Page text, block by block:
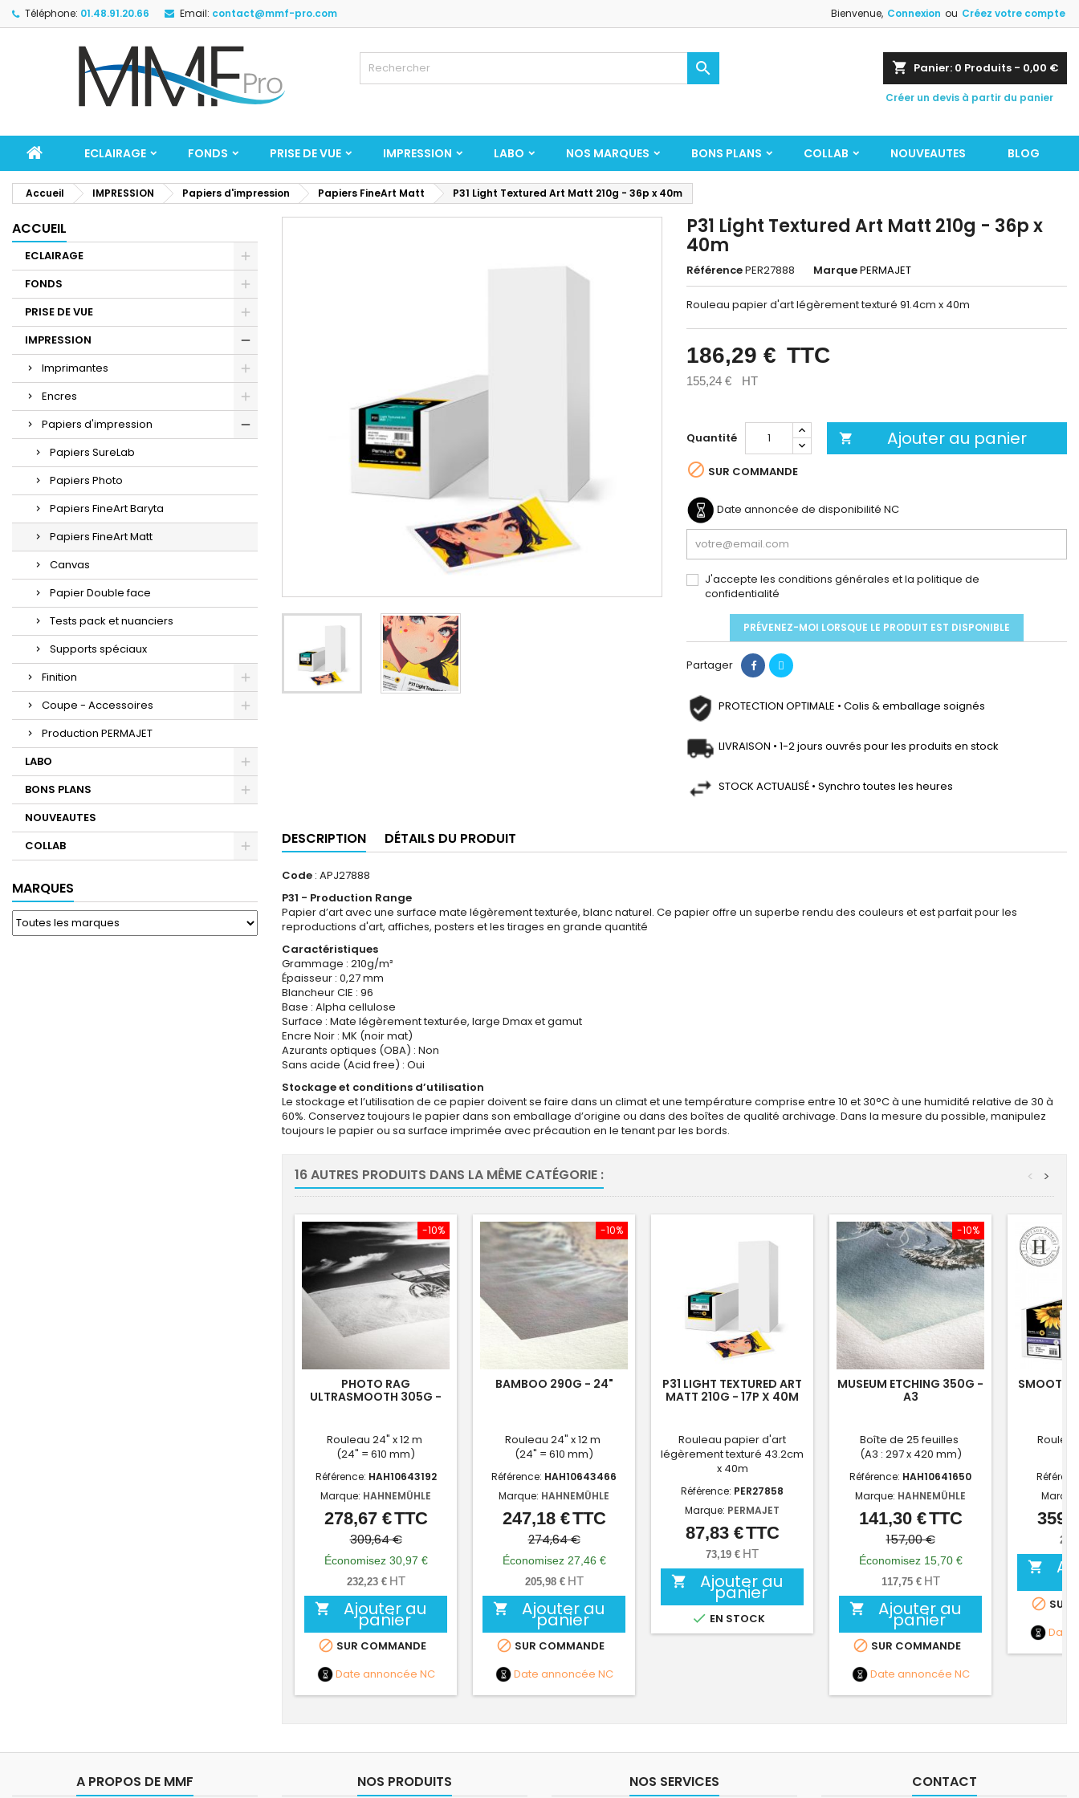
Téléphone: 01.48.91.20.66 Email: contact@mmf-pro.com Bienvenue, Connexion ou Créez votre compte
shopping_cart Panier: 0 Produits - 0,00 €
Créer un devis à partir du panier

ECLAIRAGE FONDS PRISE DE VUE IMPRESSION LABO NOS MARQUES BONS PLANS COLLAB NOUVEAUTES BLOG
Accueil IMPRESSION Papiers d'impression Papiers FineArt Matt P31 Light Textured Art Matt 210g - 36p x 40m
ACCUEIL
ECLAIRAGE
FONDS
PRISE DE VUE
IMPRESSION
Imprimantes
Encres
Papiers d'impression
Papiers SureLab
Papiers Photo
Papiers FineArt Baryta
Papiers FineArt Matt
Canvas
Papier Double face
Tests pack et nuanciers
Supports spéciaux
Finition
Coupe - Accessoires
Production PERMAJET
LABO
BONS PLANS
NOUVEAUTES
COLLAB
MARQUES
P31 Light Textured Art Matt 210g - 36p x
40m
RéférencePER27888 MarquePERMAJET
Rouleau papier d'art légèrement texturé 91.4cm x 40m
186,29 € TTC
155,24 € HT
Quantité  Ajouter au panier
 SUR COMMANDE
Date annoncée de disponibilité NC
J'accepte les conditions générales et la politique de
confidentialité
PRÉVENEZ-MOI LORSQUE LE PRODUIT EST DISPONIBLE
Partager
PROTECTION OPTIMALE • Colis & emballage soignés
LIVRAISON • 1-2 jours ouvrés pour les produits en stock
STOCK ACTUALISÉ • Synchro toutes les heures
DESCRIPTION DÉTAILS DU PRODUIT
Code : APJ27888
P31 - Production Range
Papier d’art avec une surface mate légèrement texturée, blanc naturel. Ce papier offre un superbe rendu des couleurs et est parfait pour les
reproductions d'art, affiches, posters et les tirages en grande quantité
Caractéristiques
Grammage : 210g/m²
Épaisseur : 0,27 mm
Blancheur CIE : 96
Base : Alpha cellulose
Surface : Mate légèrement texturée, large Dmax et gamut
Encre Noir : MK (noir mat)
Azurants optiques (OBA) : Non
Sans acide (Acid free) : Oui
Stockage et conditions d’utilisation
Le stockage et l’utilisation de ce papier doivent se faire dans un climat et une température comprise entre 10 et 30°C à une humidité relative de 30 à
60%. Conservez toujours le papier dans son emballage d’origine ou dans des boîtes de qualité archivage. Dans la mesure du possible, manipulez
toujours le papier ou sa surface imprimée avec précaution en le tenant par les bords.
16 AUTRES PRODUITS DANS LA MÊME CATÉGORIE : >
<
-10%
PHOTO RAG
ULTRASMOOTH 305G -
Rouleau 24" x 12 m
(24" = 610 mm)
Référence: HAH10643192
Marque: HAHNEMÜHLE
Prix
Prix
de
base
278,67 €TTC
309,64 €
Économisez 30,97 €
232,23 € HT
 Ajouter au
panier
 SUR COMMANDE
Date annoncée NC
-10%
BAMBOO 290G - 24"
Rouleau 24" x 12 m
(24" = 610 mm)
Référence: HAH10643466
Marque: HAHNEMÜHLE
Prix
Prix
de
base
247,18 €TTC
274,64 €
Économisez 27,46 €
205,98 € HT
 Ajouter au
panier
 SUR COMMANDE
Date annoncée NC
P31 LIGHT TEXTURED ART
MATT 210G - 17P X 40M
Rouleau papier d'art
légèrement texturé 43.2cm
x 40m
Référence: PER27858
Marque: PERMAJET
Prix
87,83 €TTC
73,19 € HT
 Ajouter au
panier
 EN STOCK
-10%
MUSEUM ETCHING 350G -
A3
Boîte de 25 feuilles
(A3 : 297 x 420 mm)
Référence: HAH10641650
Marque: HAHNEMÜHLE
Prix
Prix
de
base
141,30 €TTC
157,00 €
Économisez 15,70 €
117,75 € HT
 Ajouter au
panier
 SUR COMMANDE
Date annoncée NC
SMOOTH

 SUR
Date
A PROPOS DE MMF NOS PRODUITS NOS SERVICES CONTACT